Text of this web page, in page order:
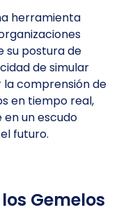
herramienta
su postura de
de simular
la comprensión de
en tiempo real,
un escudo
futuro.
Gemelos